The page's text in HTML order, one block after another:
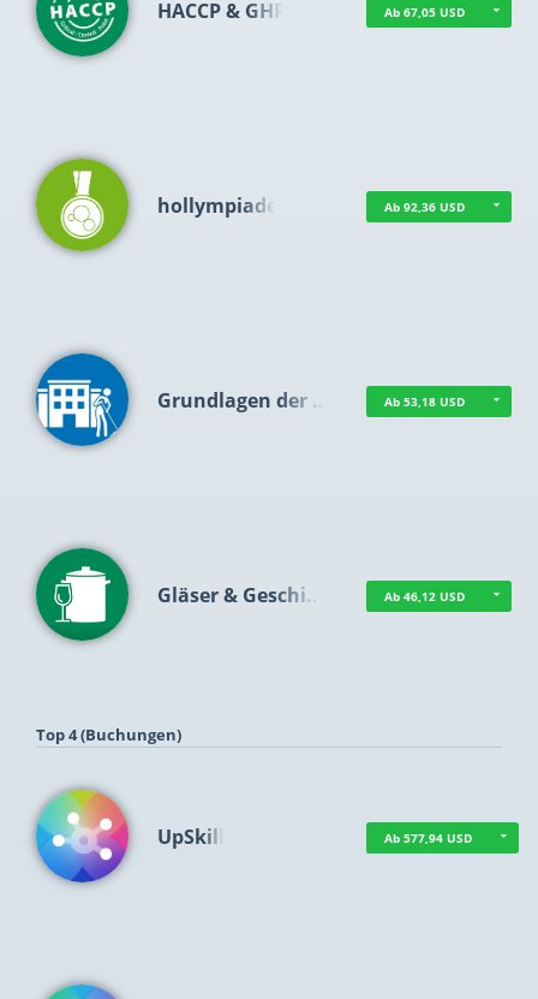
HACCP & GHP Ab 67,05 USD
hollympiade Ab 92,36 USD
Grundlagen der … Ab 53,18 USD
Gläser & Geschi… Ab 46,12 USD
Top 4 (Buchungen)
UpSkill Ab 577,94 USD